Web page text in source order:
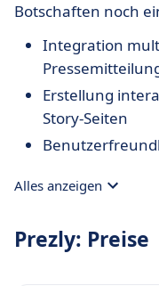
Botschaften noch
Integration
Erstellung
Story-Seiten
Alles anzeigen
Prezly: Preise